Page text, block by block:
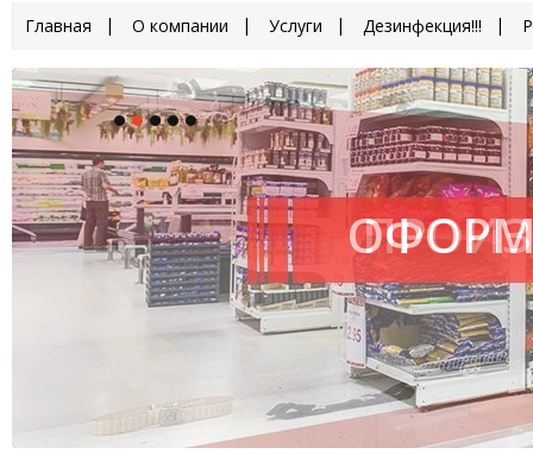
Главная О компании Услуги Дезинфекция!!!